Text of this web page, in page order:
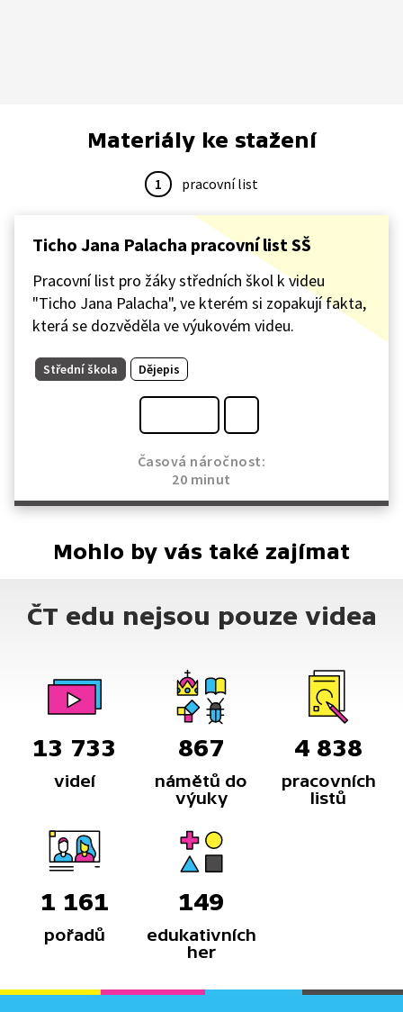
Materiály ke stažení
1 pracovní list
Ticho Jana Palacha pracovní list SŠ
Pracovní list pro žáky středních škol k videu
"Ticho Jana Palacha", ve kterém si zopakují fakta,
která se dozvěděla ve výukovém videu.
Střední škola Dějepis
Časová náročnost:
20 minut
Mohlo by vás také zajímat
ČT edu nejsou pouze videa
13 733
videí
867
námětů do
výuky
4 838
pracovních
listů
1 161
pořadů
149
edukativních
her